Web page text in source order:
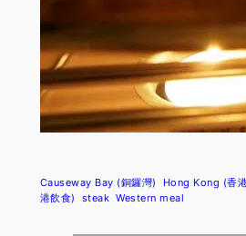
Causeway Bay (銅鑼灣) Hong Kong (香
港飲食)
steak Western meal